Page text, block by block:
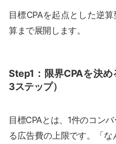
目標CPAを起点とした逆
算まで展開します。
Step1：限界CPAを決
3ステップ）
目標CPAとは、1件のコン
る広告費の上限です。「な